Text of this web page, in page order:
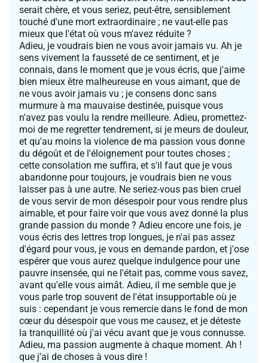
serait chère, et vous seriez, peut-être, sensiblement
touché d'une mort extraordinaire ; ne vaut-elle pas
mieux que l'état où vous m'avez réduite ?
Adieu, je voudrais bien ne vous avoir jamais vu. Ah je
sens vivement la fausseté de ce sentiment, et je
connais, dans le moment que je vous écris, que j'aime
bien mieux être malheureuse en vous aimant, que de
ne vous avoir jamais vu ; je consens donc sans
murmure à ma mauvaise destinée, puisque vous
n'avez pas voulu la rendre meilleure. Adieu, promettez-
moi de me regretter tendrement, si je meurs de douleur,
et qu'au moins la violence de ma passion vous donne
du dégoût et de l'éloignement pour toutes choses ;
cette consolation me suffira, et s'il faut que je vous
abandonne pour toujours, je voudrais bien ne vous
laisser pas à une autre. Ne seriez-vous pas bien cruel
de vous servir de mon désespoir pour vous rendre plus
aimable, et pour faire voir que vous avez donné la plus
grande passion du monde ? Adieu encore une fois, je
vous écris des lettres trop longues, je n'ai pas assez
d'égard pour vous, je vous en demande pardon, et j'ose
espérer que vous aurez quelque indulgence pour une
pauvre insensée, qui ne l'était pas, comme vous savez,
avant qu'elle vous aimât. Adieu, il me semble que je
vous parle trop souvent de l'état insupportable où je
suis : cependant je vous remercie dans le fond de mon
cœur du désespoir que vous me causez, et je déteste
la tranquillité où j'ai vécu avant que je vous connusse.
Adieu, ma passion augmente à chaque moment. Ah !
que j'ai de choses à vous dire !